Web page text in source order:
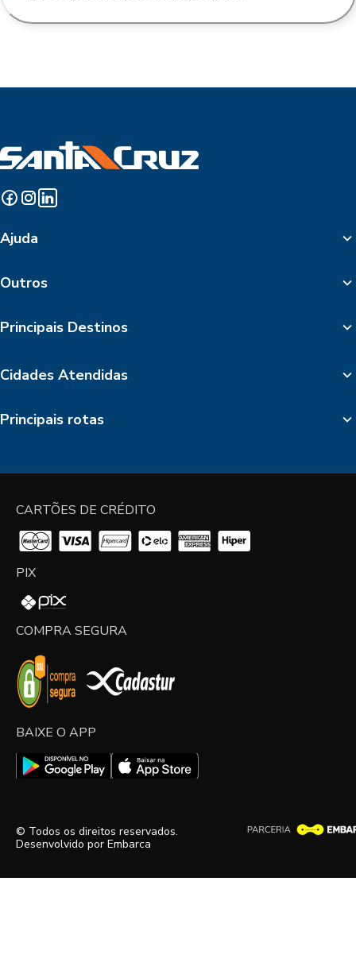
Ajuda
Outros
Principais Destinos
Cidades Atendidas
Principais rotas
CARTÕES DE CRÉDITO
PIX
COMPRA SEGURA
BAIXE O APP
© Todos os direitos reservados.
Desenvolvido por Embarca